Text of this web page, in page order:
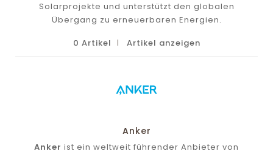
Solarprojekte und unterstützt den globalen
Übergang zu erneuerbaren Energien.
0 Artikel
Artikel anzeigen
Anker
Anker ist ein weltweit führender Anbieter von